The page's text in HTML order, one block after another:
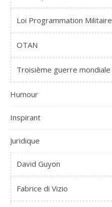
Loi Programmation Militaire
OTAN
Troisième guerre mondiale
Humour
Inspirant
Juridique
David Guyon
Fabrice di Vizio